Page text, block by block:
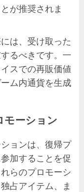
が推奨されま
は、受け取った
るべきです。一
スでの再販価値
ム内通貨を生成
モーション
ョンは、復帰プ
加することを促
らのプロモーシ
占アイテム、ま